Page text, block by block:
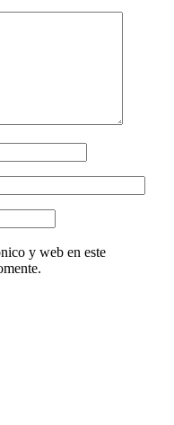
y web en este